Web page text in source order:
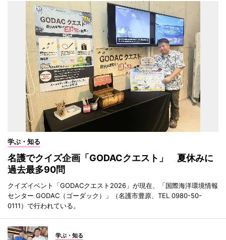
学ぶ・知る
名護でクイズ企画「GODACクエスト」 夏休みに
過去最多90問
クイズイベント「GODACクエスト2026」が現在、「国際海洋環境情報
センター GODAC（ゴーダック）」（名護市豊原、TEL 0980-50-
0111）で行われている。
学ぶ・知る